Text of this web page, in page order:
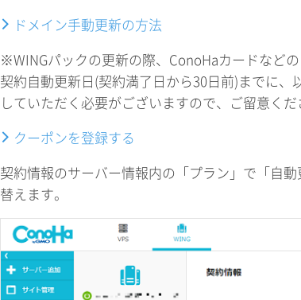
ドメイン手動更新の方法
※WINGパックの更新の際、ConoHaカードなど
契約自動更新日(契約満了日から30日前)までに
していただく必要がございますので、ご留意くだ
クーポンを登録する
契約情報のサーバー情報内の「プラン」で「自
替えます。